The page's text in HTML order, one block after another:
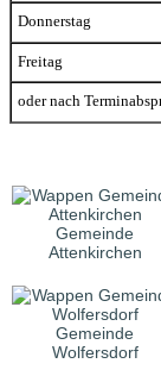
Donnerstag
Freitag
oder nach
Gemeinde
Attenkirchen
Gemeinde
Wolfersdorf